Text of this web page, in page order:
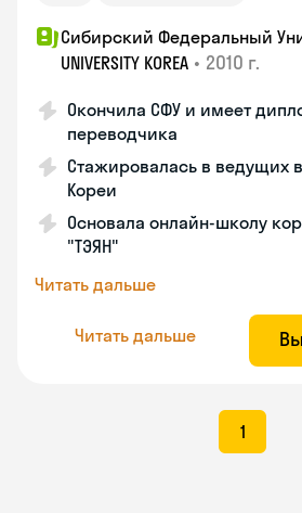
Сибирский Федеральный
UNIVERSITY KOREA • 2010 г.
Окончила СФУ и имеет
переводчика
Стажировалась в ведущих
Кореи
Основала онлайн-школу
"ТЭЯН"
Читать дальше
Читать дальше
1